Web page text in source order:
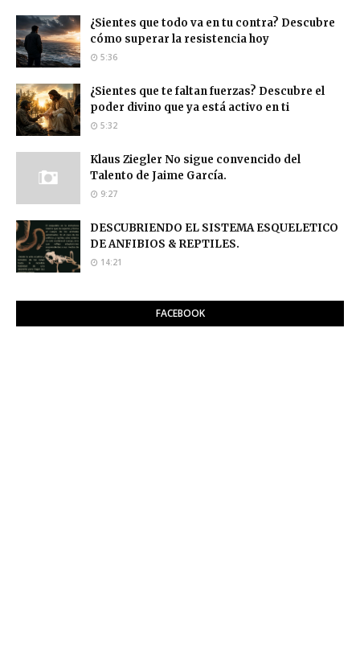
¿Sientes que todo va en tu contra? Descubre
cómo superar la resistencia hoy
5:36
¿Sientes que te faltan fuerzas? Descubre el
poder divino que ya está activo en ti
5:32
Klaus Ziegler No sigue convencido del
Talento de Jaime García.
9:27
DESCUBRIENDO EL SISTEMA ESQUELETICO
DE ANFIBIOS & REPTILES.
14:21
FACEBOOK